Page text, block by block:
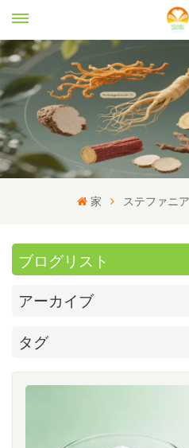
家 ステファニ
ブログリスト
アーカイブ
タグ